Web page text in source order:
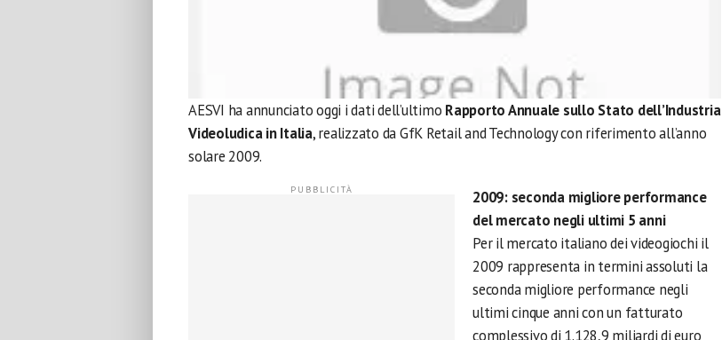
AESVI ha annunciato oggi i dati dell’ultimo Rapporto Annuale sullo Stato dell’Industria
Videoludica in Italia, realizzato da GfK Retail and Technology con riferimento all’anno
solare 2009.
2009: seconda migliore performance
del mercato negli ultimi 5 anni
Per il mercato italiano dei videogiochi il
2009 rappresenta in termini assoluti la
seconda migliore performance negli
ultimi cinque anni con un fatturato
complessivo di 1.128,9 miliardi di euro